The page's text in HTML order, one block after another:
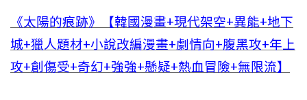
《太陽的痕跡》【韓國漫畫+現代架空+異能+地下
城+獵人題材+小說改編漫畫+劇情向+腹黑攻+年上
攻+創傷受+奇幻+強強+懸疑+熱血冒險+無限流】